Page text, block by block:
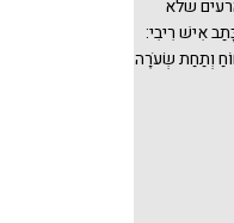
שלא
אִישׁ רִיבִי:
וְתַחַת שְׂעֹרָה